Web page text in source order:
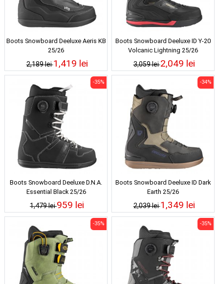
Boots Snowboard Deeluxe Aeris KB
25/26
2,189 lei1,419 lei
Boots Snowboard Deeluxe ID Y-20
Volcanic Lightning 25/26
3,059 lei2,049 lei
Boots Snowboard Deeluxe D.N.A.
Essential Black 25/26
1,479 lei
-35%
959 lei
Boots Snowboard Deeluxe ID Dark
Earth 25/26
2,039 lei
-34%
1,349 lei
-35% -35%